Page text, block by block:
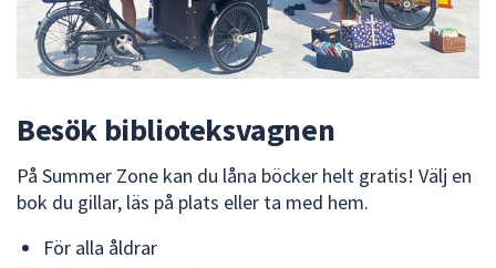
att
välja
något
av
Besök biblioteksvagnen
På Summer Zone kan du låna böcker helt gratis! Välj en
bok du gillar, läs på plats eller ta med hem.
För alla åldrar